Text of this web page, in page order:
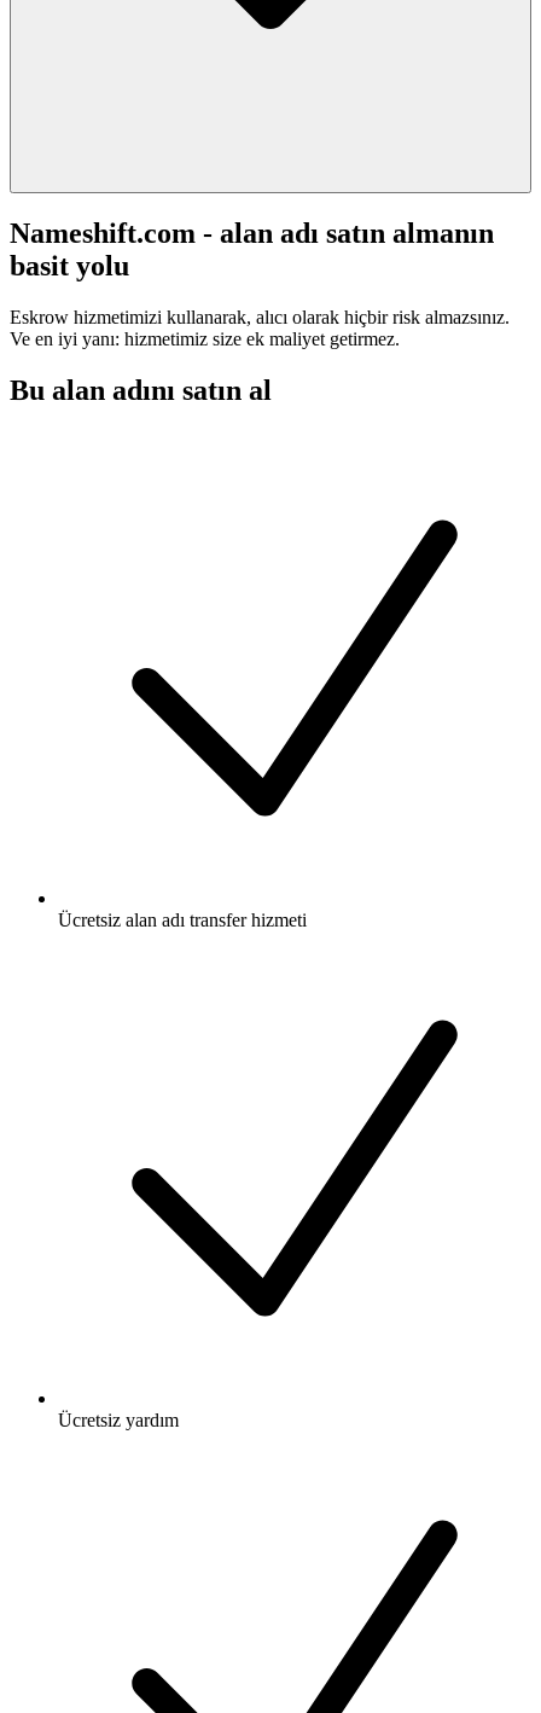
Nameshift.com - alan adı satın almanın
basit yolu
Eskrow hizmetimizi kullanarak, alıcı olarak hiçbir risk almazsınız.
Ve en iyi yanı: hizmetimiz size ek maliyet getirmez.
Bu alan adını satın al
Ücretsiz alan adı transfer hizmeti
Ücretsiz yardım